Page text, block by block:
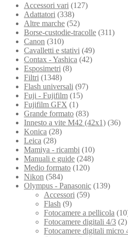
Accessori vari (127)
Adattatori (338)
Altre marche (52)
Borse-custodie-tracolle (311)
Canon (310)
Cavalletti e stativi (49)
Contax - Yashica (42)
Esposimetri (8)
Filtri (1348)
Flash universali (97)
Fuji - Fujifilm (15)
Fujifilm GFX (1)
Grande formato (83)
Innesto a vite M42 (42x1) (36)
Konica (28)
Leica (28)
Mamiya - ricambi (10)
Manuali e guide (248)
Medio formato (120)
Nikon (584)
Olympus - Panasonic (139)
Accessori (59)
Flash (9)
Fotocamere a pellicola
Fotocamere digitali 4/3 (2)
Fotocamere digitali micro